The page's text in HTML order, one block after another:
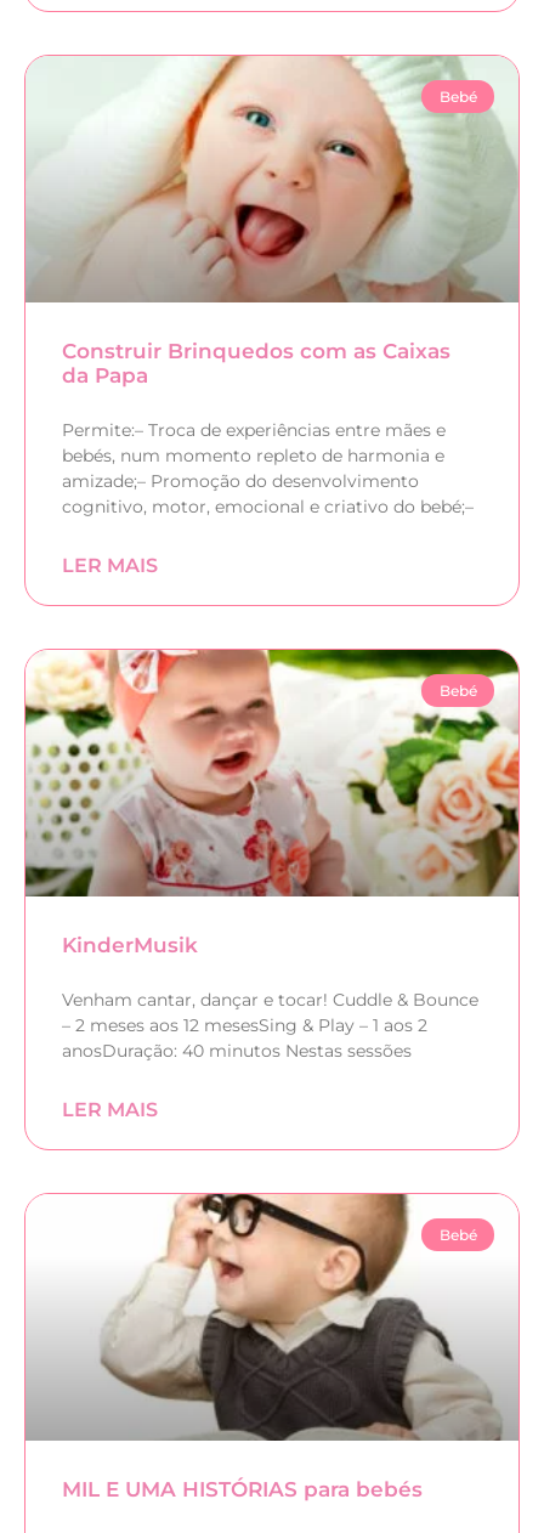
Bebé
Construir Brinquedos com as Caixas
da Papa
Permite:– Troca de experiências entre mães e
bebés, num momento repleto de harmonia e
amizade;– Promoção do desenvolvimento
cognitivo, motor, emocional e criativo do bebé;–
LER MAIS
Bebé
KinderMusik
Venham cantar, dançar e tocar! Cuddle & Bounce
– 2 meses aos 12 mesesSing & Play – 1 aos 2
anosDuração: 40 minutos Nestas sessões
LER MAIS
Bebé
MIL E UMA HISTÓRIAS para bebés